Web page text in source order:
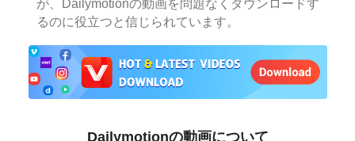
Türkçe
が、Dailymotionの動画を問題なくダウンロードす
るのに役立つと信じられています。
Dailymotionの動画について